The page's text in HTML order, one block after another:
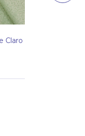
Claro